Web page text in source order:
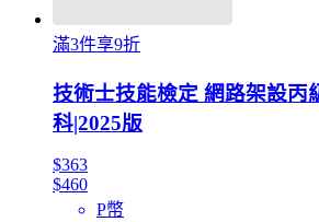
滿3件享9折
技術士技能檢定 網路架設丙
科|2025版
$363
$460
P幣